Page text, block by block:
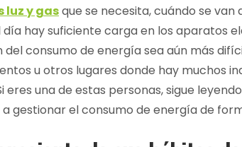
luz y gasque se necesita, cuándo se
día hay suficiente carga en los aparatos
del consumo de energía sea aún más
u otros lugares donde hay muchos
eres una de estas personas, sigue
gestionar el consumo de energía de